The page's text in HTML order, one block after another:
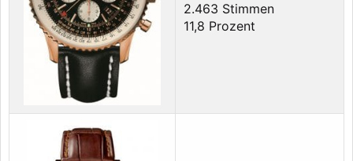
2.463 Stimmen
11,8 Prozent